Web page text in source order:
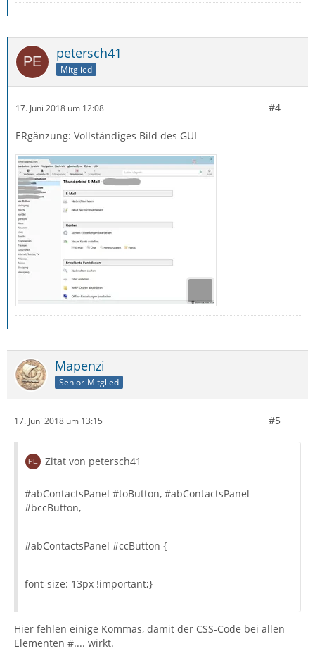
petersch41
Mitglied
17. Juni 2018 um 12:08 #4
ERgänzung: Vollständiges Bild des GUI
Mapenzi
Senior-Mitglied
17. Juni 2018 um 13:15 #5
Zitat von petersch41
#abContactsPanel #toButton, #abContactsPanel
#bccButton,
#abContactsPanel #ccButton {
font-size: 13px !important;}
Hier fehlen einige Kommas, damit der CSS-Code bei allen
Elementen #.... wirkt.